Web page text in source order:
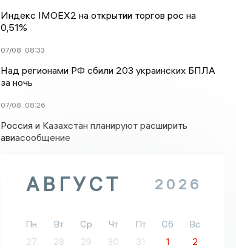
Индекс IMOEX2 на открытии торгов рос на
0,51%
07/08 08:33
Над регионами РФ сбили 203 украинских БПЛА
за ночь
07/08 08:26
Россия и Казахстан планируют расширить
авиасообщение
АВГУСТ 2026
Пн Вт Ср Чт Пт Сб
Вс
27
28 29 30 31 1
2